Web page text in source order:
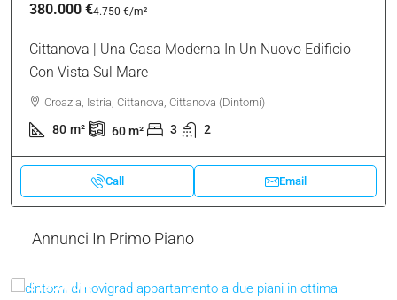
380.000 €4.750 €/m²
Cittanova | Una Casa Moderna In Un Nuovo Edificio
Con Vista Sul Mare
Croazia, Istria, Cittanova, Cittanova (Dintorni)
80 m² 60m² 3 2
Call Email
Annunci In Primo Piano
319.000 €